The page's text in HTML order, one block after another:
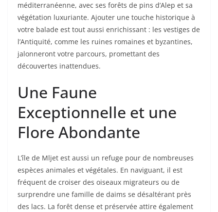
méditerranéenne, avec ses forêts de pins d’Alep et sa
végétation luxuriante. Ajouter une touche historique à
votre balade est tout aussi enrichissant : les vestiges de
l’Antiquité, comme les ruines romaines et byzantines,
jalonneront votre parcours, promettant des
découvertes inattendues.
Une Faune
Exceptionnelle et une
Flore Abondante
L’île de Mljet est aussi un refuge pour de nombreuses
espèces animales et végétales. En naviguant, il est
fréquent de croiser des oiseaux migrateurs ou de
surprendre une famille de daims se désaltérant près
des lacs. La forêt dense et préservée attire également